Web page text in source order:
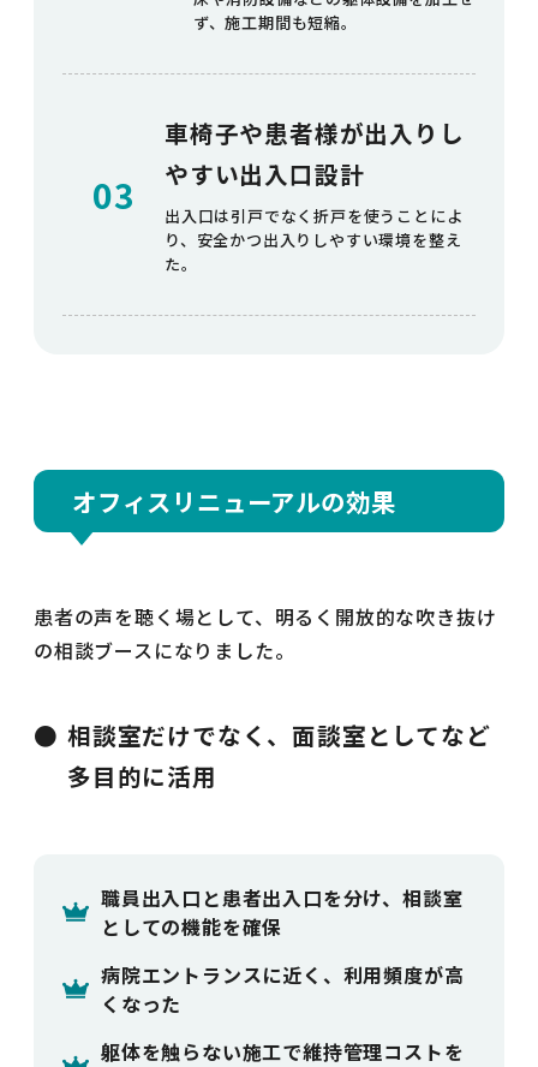
ず、施工期間も短縮。
03
車椅子や患者様が出入りし
やすい出入口設計
出入口は引戸でなく折戸を使うことによ
り、安全かつ出入りしやすい環境を整え
た。
オフィスリニューアルの効果
患者の声を聴く場として、明るく開放的な吹き抜け
の相談ブースになりました。
相談室だけでなく、面談室としてなど
多目的に活用
職員出入口と患者出入口を分け、相談室
としての機能を確保
病院エントランスに近く、利用頻度が高
くなった
躯体を触らない施工で維持管理コストを